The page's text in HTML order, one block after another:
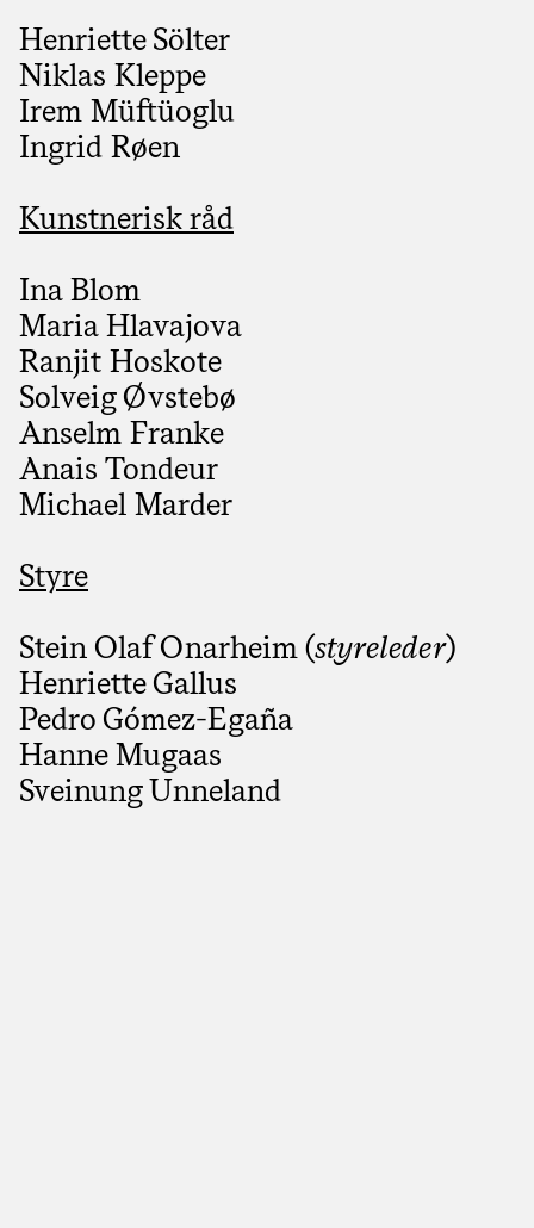
Henriette Sölter
Niklas Kleppe
Irem Müftüoglu
Ingrid Røen
Kunstnerisk råd
Ina Blom
Maria Hlavajova
Ranjit Hoskote
Solveig Øvstebø
Anselm Franke
Anais Tondeur
Michael Marder
Styre
Stein Olaf Onarheim (styreleder)
Henriette Gallus
Pedro Gómez-Egaña
Hanne Mugaas
Sveinung Unneland